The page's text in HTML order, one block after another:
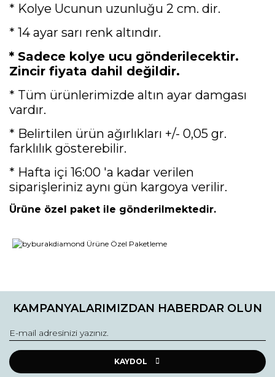
* Kolye Ucunun uzunluğu 2 cm. dir.
* 14 ayar sarı renk altındır.
* Sadece kolye ucu gönderilecektir.
Zincir fiyata dahil değildir.
* Tüm ürünlerimizde altın ayar damgası
vardır.
* Belirtilen ürün ağırlıkları +/- 0,05 gr.
farklılık gösterebilir.
* Hafta içi 16:00 'a kadar verilen
siparişleriniz aynı gün kargoya verilir.
Ürüne özel paket ile gönderilmektedir.
konularda yetersiz gördüğünüz noktaları öneri formunu
Görüş ve önerileriniz için teşekkür ederiz.
Ürün resmi kalitesiz, bozuk veya görüntülenemiyor.
Ürün açıklamasında eksik bilgiler bulunuyor.
KAMPANYALARIMIZDAN HABERDAR OLUN
KAYDOL